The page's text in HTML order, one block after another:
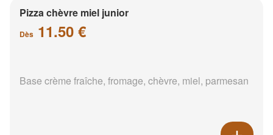
Pizza chèvre miel junior
Dès 11.50 €
Base crème fraîche, fromage, chèvre, miel, parmesan